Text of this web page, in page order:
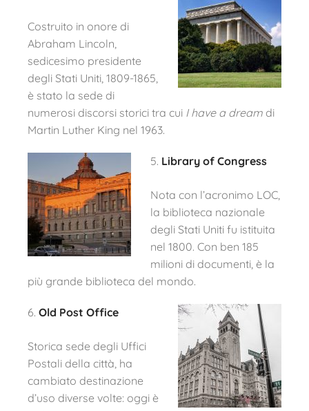
Costruito in onore di
Abraham Lincoln,
sedicesimo presidente
degli Stati Uniti, 1809-1865,
è stato la sede di
numerosi discorsi storici tra cui I have a dream di
Martin Luther King nel 1963.
5. Library of Congress
Nota con l’acronimo LOC,
la biblioteca nazionale
degli Stati Uniti fu istituita
nel 1800. Con ben 185
milioni di documenti, è la
più grande biblioteca del mondo.
6. Old Post Office
Storica sede degli Uffici
Postali della città, ha
cambiato destinazione
d’uso diverse volte: oggi è